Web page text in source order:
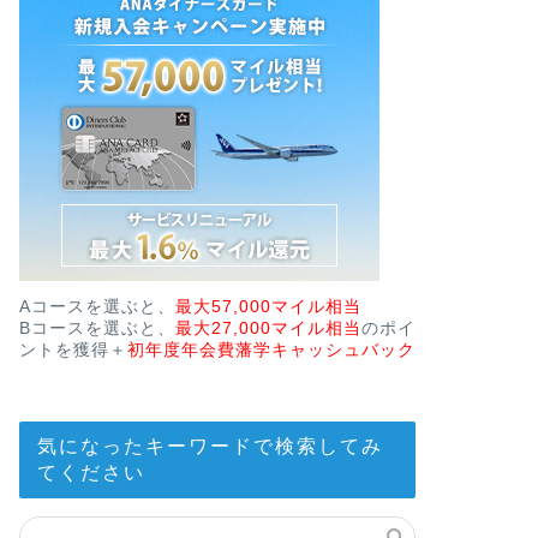
Aコースを選ぶと、 最大57,000マイル相当
Bコースを選ぶと、 最大27,000マイル相当 のポイ
ントを獲得＋ 初年度年会費藩学キャッシュバック
気になったキーワードで検索してみ
てください